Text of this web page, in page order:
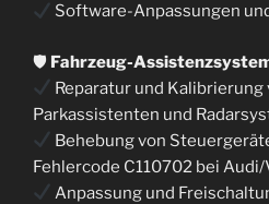
Software-Anpassungen
🛡 Fahrzeug-
Reparatur und Kalibrierung
Parkassistenten und
Behebung von
Fehlercode C110702 bei
Anpassung und